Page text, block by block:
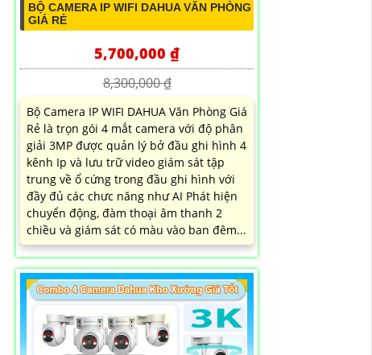
BỘ CAMERA IP WIFI DAHUA VĂN PHÒNG
GIÁ RẺ
5,700,000 ₫
8,300,000 ₫
Bộ Camera IP WIFI DAHUA Văn Phòng Giá
Rẻ là trọn gói 4 mắt camera với độ phân
giải 3MP được quản lý bở đầu ghi hình 4
kênh Ip và lưu trữ video giám sát tập
trung về ổ cứng trong đầu ghi hình với
đầy đủ các chưc năng như AI Phát hiện
chuyển động, đàm thoại âm thanh 2
chiều và giám sát có màu vào ban đêm...